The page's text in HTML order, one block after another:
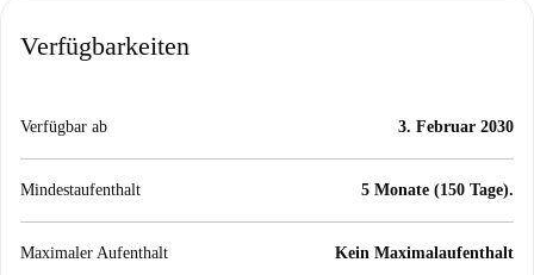
Verfügbarkeiten
Verfügbar ab 3. Februar 2030
Mindestaufenthalt 5 Monate (150 Tage).
Maximaler Aufenthalt Kein Maximalaufenthalt